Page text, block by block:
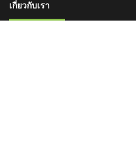
เกี่ยวกับเรา